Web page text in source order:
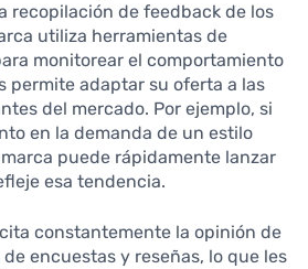
recopilación de feedback de los
utiliza herramientas de
monitorear el comportamiento
permite adaptar su oferta a las
del mercado. Por ejemplo, si
en la demanda de un estilo
puede rápidamente lanzar
esa tendencia.
constantemente la opinión de
encuestas y reseñas, lo que les